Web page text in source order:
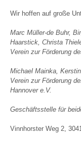
Wir hoffen auf große
Marc Müller-de Buhr,
Haarstick, Christa
Verein zur Förderung
Michael Mainka,
Verein zur Förderung
Hannover e.V.
Geschäftsstelle für
Vinnhorster Weg 2,